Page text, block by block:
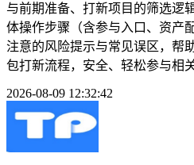
与前期准备、打新项目的筛选逻
体操作步骤（含参与入口、资产
注意的风险提示与常见误区，帮
包打新流程，安全、轻松参与相
2026-08-09 12:32:42